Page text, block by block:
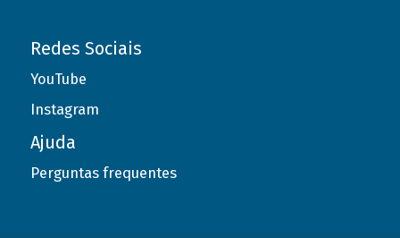
Redes Sociais
YouTube
Instagram
Ajuda
Perguntas frequentes